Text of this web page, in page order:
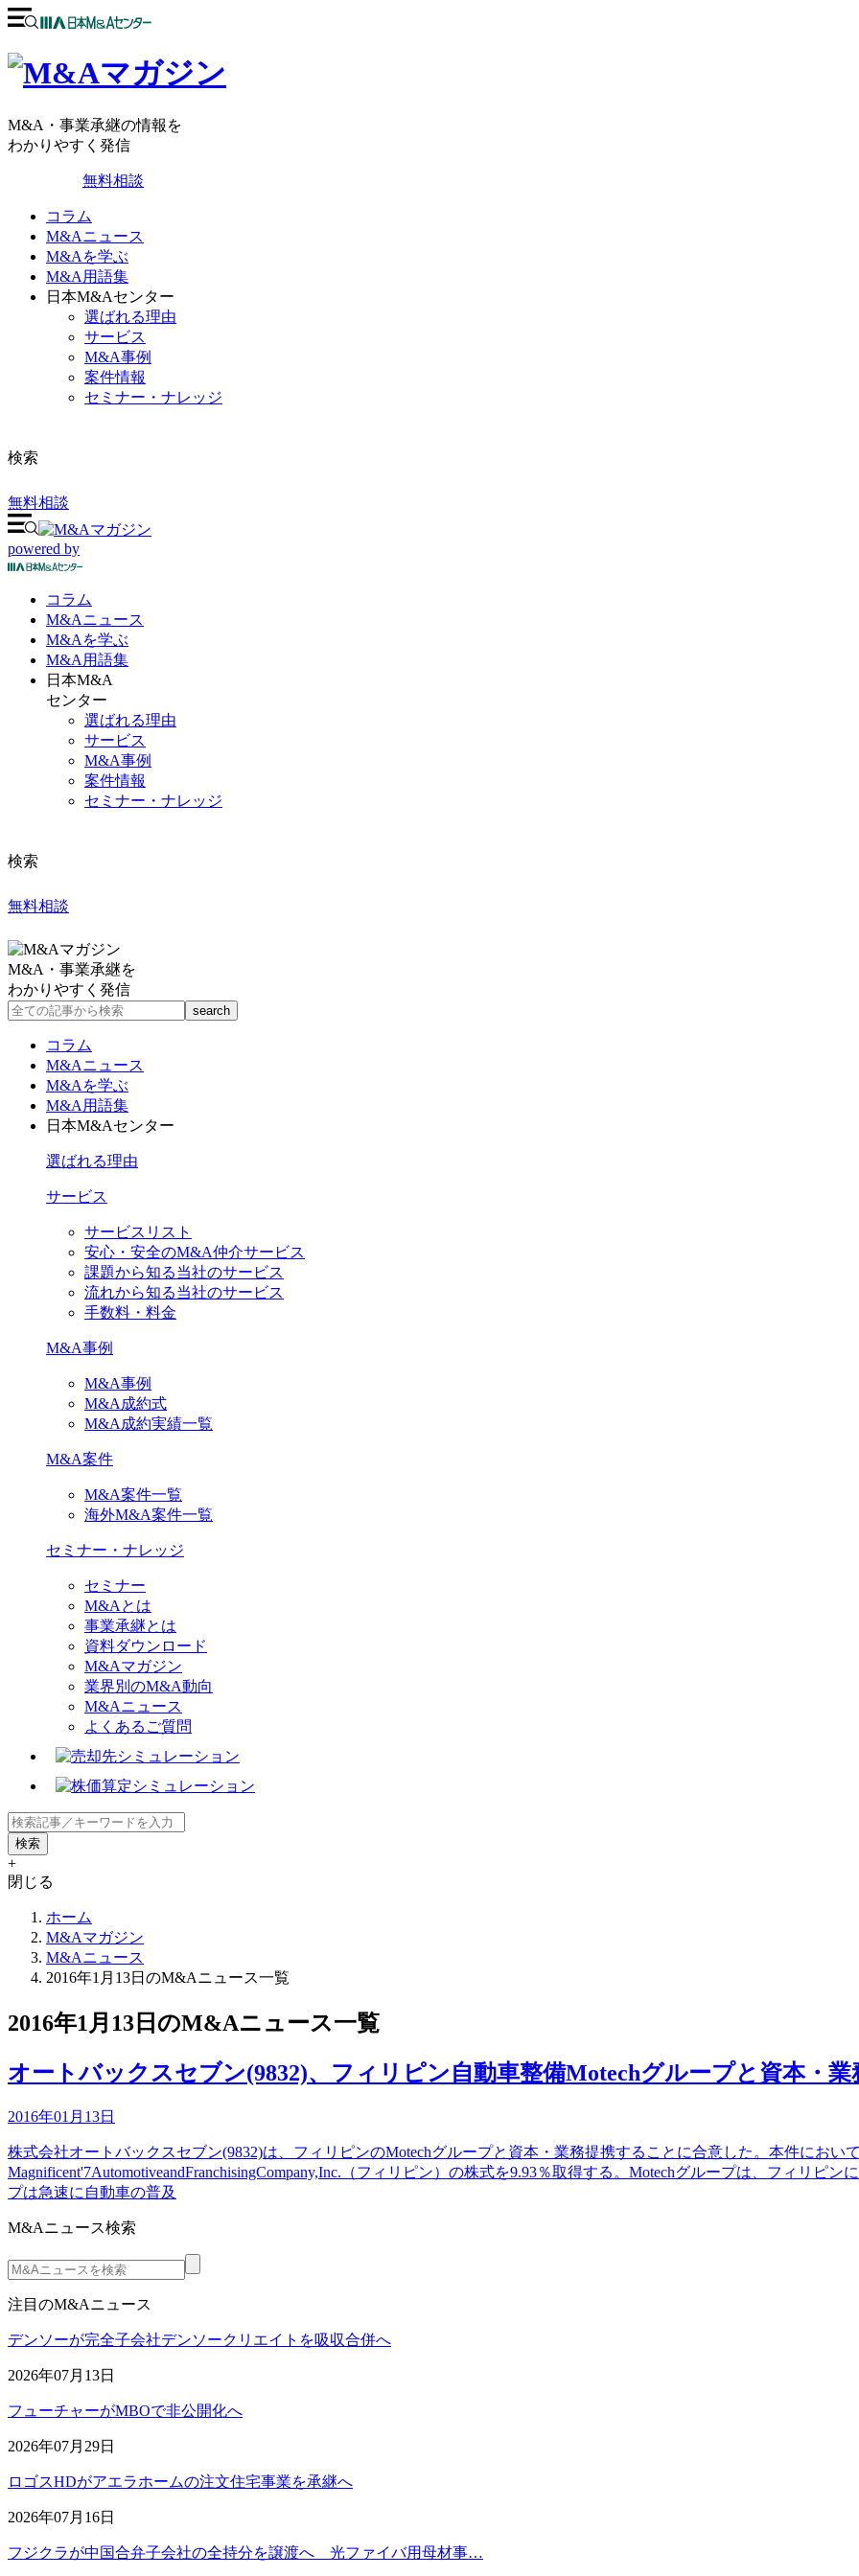
M&A・事業承継の情報を
わかりやすく発信
無料相談
コラム
M&Aニュース
M&Aを学ぶ
M&A用語集
日本M&Aセンター
選ばれる理由
サービス
M&A事例
案件情報
セミナー・ナレッジ
検索
無料相談
powered by
コラム
M&Aニュース
M&Aを学ぶ
M&A 用語集
日本M&A
センター
選ばれる理由
サービス
M&A事例
案件情報
セミナー・ナレッジ
検索
無料相談
M&A・事業承継を
わかりやすく発信
コラム
M&Aニュース
M&Aを学ぶ
M&A用語集
日本M&Aセンター
選ばれる理由
サービス
サービスリスト
安心・安全のM&A仲介サービス
課題から知る当社のサービス
流れから知る当社のサービス
手数料・料金
M&A事例
M&A事例
M&A成約式
M&A成約実績一覧
M&A案件
M&A案件一覧
海外M&A案件一覧
セミナー・ナレッジ
セミナー
M&Aとは
事業承継とは
資料ダウンロード
M&Aマガジン
業界別のM&A動向
M&Aニュース
よくあるご質問
+
閉じる
ホーム
M&Aマガジン
M&Aニュース
2016年1月13日のM&Aニュース一覧
2016年1月13日のM&Aニュース一覧
オートバックスセブン(9832)、フィリピン自動車整備Motechグループと資本・業
2016年01月13日
株式会社オートバックスセブン(9832)は、フィリピンのMotechグループと資本・業務提携することに合意した。本件におい
Magnificent'7AutomotiveandFranchisingCompany,Inc.（フィリピン）の株式を9.93％取得する。Motechグループは、フィリピ
プは急速に自動車の普及
M&Aニュース検索
注目のM&Aニュース
デンソーが完全子会社デンソークリエイトを吸収合併へ
2026年07月13日
フューチャーがMBOで非公開化へ
2026年07月29日
ロゴスHDがアエラホームの注文住宅事業を承継へ
2026年07月16日
フジクラが中国合弁子会社の全持分を譲渡へ 光ファイバ用母材事…